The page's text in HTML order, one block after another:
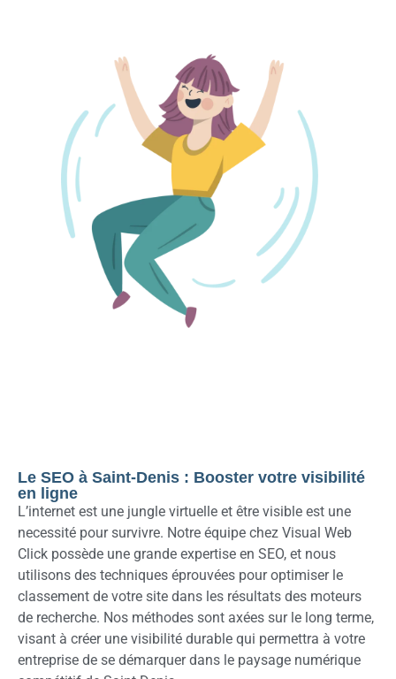
Le SEO à Saint-Denis : Booster votre visibilité
en ligne
L’internet est une jungle virtuelle et être visible est une
necessité pour survivre. Notre équipe chez Visual Web
Click possède une grande expertise en SEO, et nous
utilisons des techniques éprouvées pour optimiser le
classement de votre site dans les résultats des moteurs
de recherche. Nos méthodes sont axées sur le long terme,
visant à créer une visibilité durable qui permettra à votre
entreprise de se démarquer dans le paysage numérique